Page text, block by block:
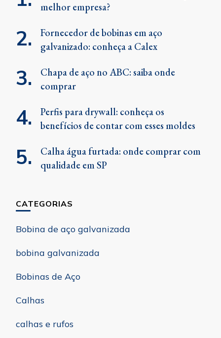
melhor empresa?
Fornecedor de bobinas em aço
galvanizado: conheça a Calex
Chapa de aço no ABC: saiba onde
comprar
Perfis para drywall: conheça os
benefícios de contar com esses moldes
Calha água furtada: onde comprar com
qualidade em SP
CATEGORIAS
Bobina de aço galvanizada
bobina galvanizada
Bobinas de Aço
Calhas
calhas e rufos